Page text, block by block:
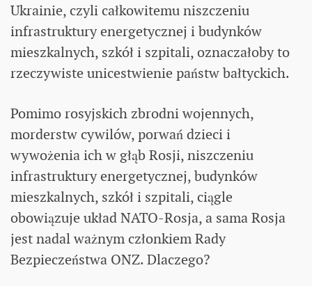
Ukrainie, czyli całkowitemu niszczeniu
infrastruktury energetycznej i budynków
mieszkalnych, szkół i szpitali, oznaczałoby to
rzeczywiste unicestwienie państw bałtyckich.
Pomimo rosyjskich zbrodni wojennych,
morderstw cywilów, porwań dzieci i
wywożenia ich w głąb Rosji, niszczeniu
infrastruktury energetycznej, budynków
mieszkalnych, szkół i szpitali, ciągle
obowiązuje układ NATO-Rosja, a sama Rosja
jest nadal ważnym członkiem Rady
Bezpieczeństwa ONZ. Dlaczego?